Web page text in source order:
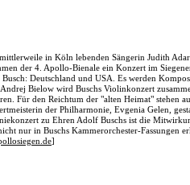
in Köln lebenden Sängerin Judith
der 4. Apollo-Bienale ein Konzert im
Deutschland und USA. Es werden
Bielow wird Buschs Violinkonzert
Für den Reichtum der "alten Heimat" stehen
der Philharmonie, Evgenia Gelen,
zu Ehren Adolf Buschs ist die
nur in Buschs Kammerorchester-Fassungen
]